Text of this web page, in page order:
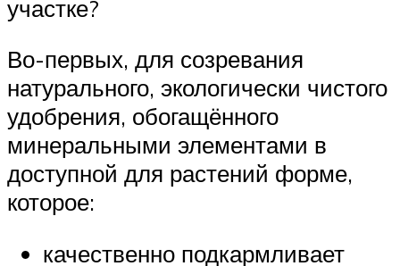
участке?
Во-первых, для созревания
натурального, экологически чистого
удобрения, обогащённого
минеральными элементами в
доступной для растений форме,
которое:
качественно подкармливает